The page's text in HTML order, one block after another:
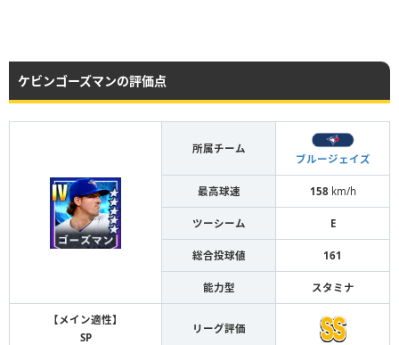
ケビンゴーズマンの評価点
所属チーム
ブルージェイズ
最高球速 158 km/h
ツーシーム E
総合投球値 161
能力型 スタミナ
【メイン適性】
SP
リーグ評価